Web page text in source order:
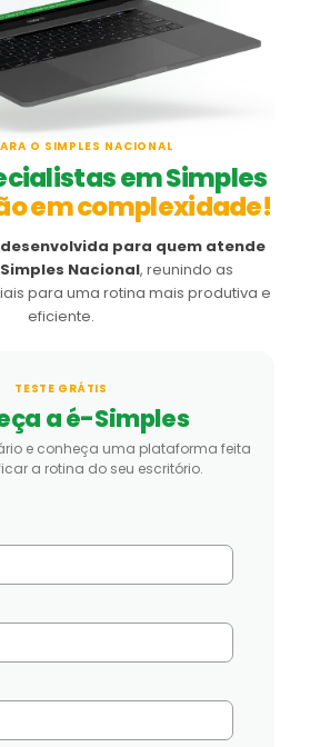
O SIMPLES NACIONAL
em Simples
em complexidade!
desenvolvida para quem atende
Nacional, reunindo as
para uma rotina mais produtiva e
eficiente.
TESTE GRÁTIS
a é-Simples
e conheça uma plataforma feita
a rotina do seu escritório.